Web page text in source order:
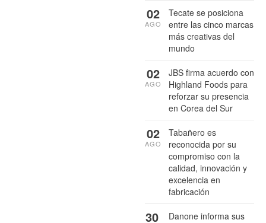
Tecate se posiciona
entre las cinco marcas
más creativas del
mundo
02
AGO
JBS firma acuerdo con
Highland Foods para
reforzar su presencia
en Corea del Sur
02
AGO
Tabañero es
reconocida por su
compromiso con la
calidad, innovación y
excelencia en
fabricación
02
AGO
Danone informa sus
30